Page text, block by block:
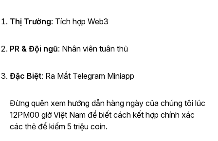
Thị Trường: Tích hợp Web3
PR & Đội ngũ: Nhân viên tuân thủ
Đặc Biệt: Ra Mắt Telegram Miniapp
Đừng quên xem hướng dẫn hàng ngày của chúng tôi lúc
12PM00 giờ Việt Nam để biết cách kết hợp chính xác
các thẻ để kiếm 5 triệu coin.